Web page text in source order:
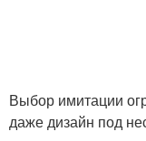
Выбор имитации
даже дизайн под